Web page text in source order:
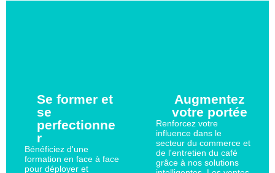
Se former et
se
perfectionne
r
Bénéficiez d'une
formation en face à face
pour déployer et
Augmentez
votre portée
Renforcez votre
influence dans le
secteur du commerce et
de l'entretien du café
grâce à nos solutions